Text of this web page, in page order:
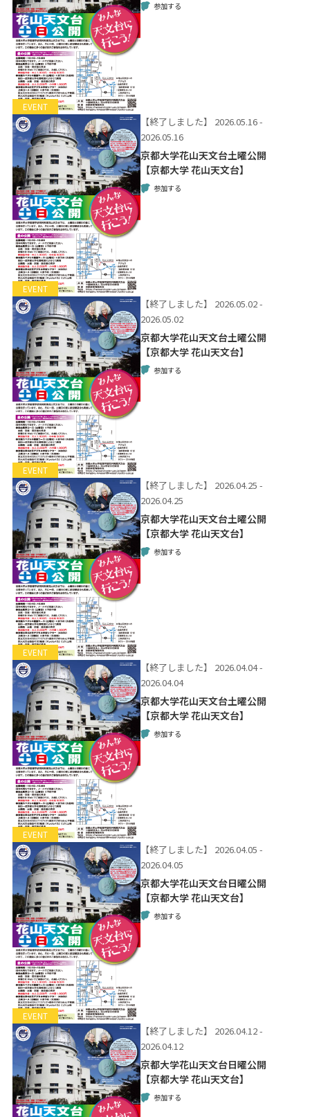
EVENT
参加する
EVENT
【終了しました】
2026.05.16 -
2026.05.16
京都大学花山天文台土曜公開
【京都大学 花山天文台】
参加する
EVENT
【終了しました】
2026.05.02 -
2026.05.02
京都大学花山天文台土曜公開
【京都大学 花山天文台】
参加する
EVENT
【終了しました】
2026.04.25 -
2026.04.25
京都大学花山天文台土曜公開
【京都大学 花山天文台】
参加する
EVENT
【終了しました】
2026.04.04 -
2026.04.04
京都大学花山天文台土曜公開
【京都大学 花山天文台】
参加する
EVENT
【終了しました】
2026.04.05 -
2026.04.05
京都大学花山天文台日曜公開
【京都大学 花山天文台】
参加する
【終了しました】
2026.04.12 -
2026.04.12
京都大学花山天文台日曜公開
【京都大学 花山天文台】
参加する